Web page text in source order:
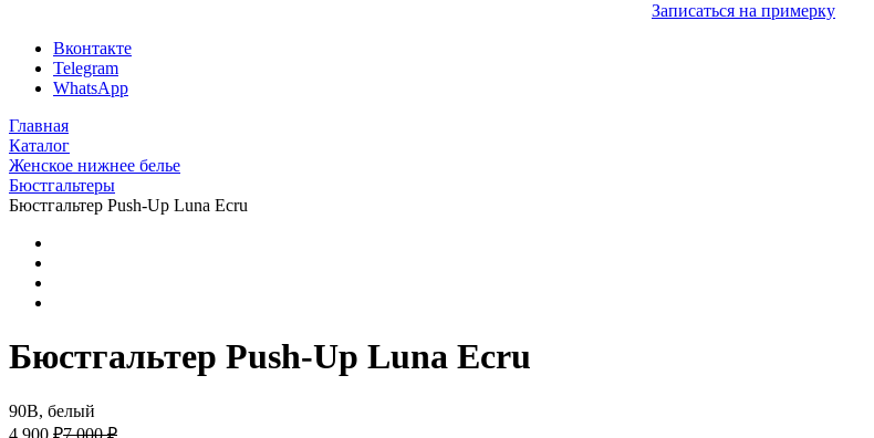
Записаться на примерку
Вконтакте
Telegram
WhatsApp
Главная
Каталог
Женское нижнее белье
Бюстгальтеры
Бюстгальтер Push-Up Luna Ecru
Бюстгальтер Push-Up Luna Ecru
90B, белый
4 900 ₽7 000 ₽